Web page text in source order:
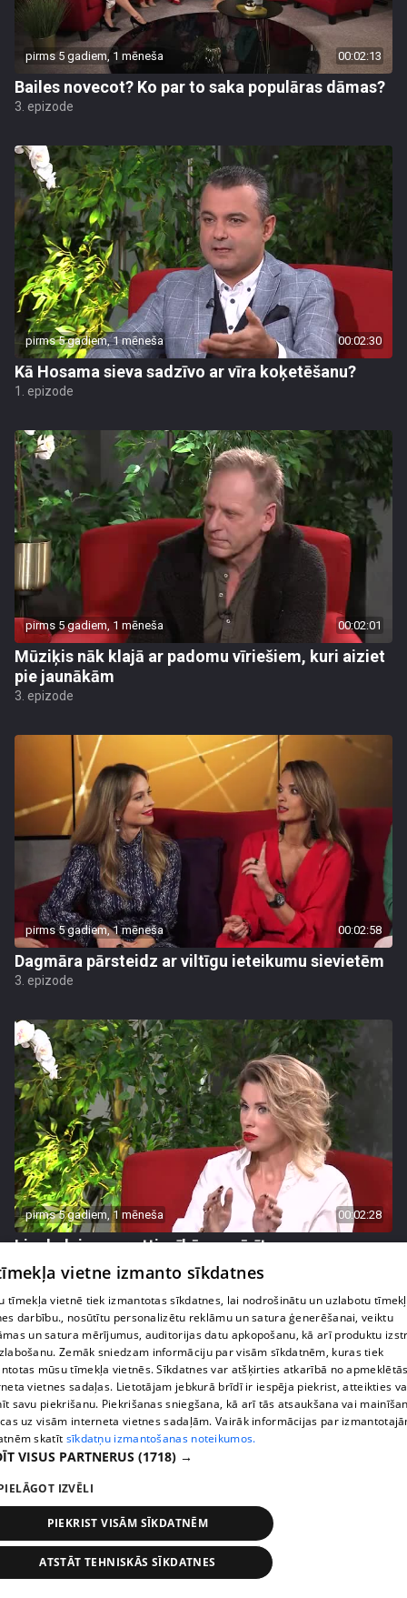
pirms 5 gadiem, 1 mēneša 00:02:13
Bailes novecot? Ko par to saka populāras dāmas?
3. epizode
pirms 5 gadiem, 1 mēneša 00:02:30
Kā Hosama sieva sadzīvo ar vīra koķetēšanu?
1. epizode
pirms 5 gadiem, 1 mēneša 00:02:01
Mūziķis nāk klajā ar padomu vīriešiem, kuri aiziet
pie jaunākām
3. epizode
pirms 5 gadiem, 1 mēneša 00:02:58
Dagmāra pārsteidz ar viltīgu ieteikumu sievietēm
3. epizode
pirms 5 gadiem, 1 mēneša 00:02:28
Lieckalniņa par attiecībām: spārītes nevar
draudzēties ar krokodiliem
2. epizode
pirms 5 gadiem, 1 mēneša
Ieva Brante atklāti par mazdēliņa zaudēšanu
vietne izmanto sīkdatnes
tīmekļa vietnē tiek izmantotas sīkdatnes, lai nodrošinātu un uzlabotu
darbību., nosūtītu personalizētu reklāmu un satura ģenerēšanai, veiktu
un satura mērījumus, auditorijas datu apkopošanu, kā arī produktu
Zemāk sniedzam informāciju par visām sīkdatnēm, kuras tiek
mūsu tīmekļa vietnēs. Sīkdatnes var atšķirties atkarībā no
vietnes sadaļas. Lietotājam jebkurā brīdī ir iespēja piekrist, atteikties
savu piekrišanu. Piekrišanas sniegšana, kā arī tās atsaukšana vai
uz visām interneta vietnes sadaļām. Vairāk informācijas par
skatīt sīkdatņu izmantošanas noteikumos.
VISUS PARTNERUS (1718) →
IZVĒLI
PIEKRIST VISĀM SĪKDATNĒM
ATSTĀT TEHNISKĀS SĪKDATNES